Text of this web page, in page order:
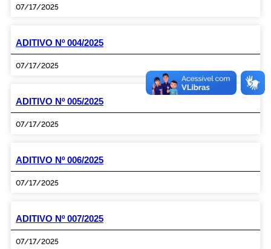
07/17/2025
ADITIVO Nº 004/2025
07/17/2025
ADITIVO Nº 005/2025
07/17/2025
ADITIVO Nº 006/2025
07/17/2025
ADITIVO Nº 007/2025
07/17/2025